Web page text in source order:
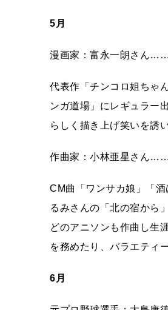
5月
漫画家：富永一朗さん
代表作「チンコロ姐ちゃ
ンガ道場」にレギュラー
らしく描き上げ笑いを誘
作曲家：小林亜星さん
CM曲「ワンサカ娘」「
るみさんの「北の宿から
どのアニソンも作曲し生
を務めたり、バラエティ
6月